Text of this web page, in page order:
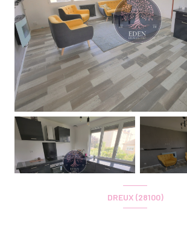
DREUX (28100)